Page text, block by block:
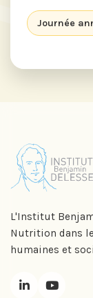
Journée
L'Institut
Nutrition dans
humaines et